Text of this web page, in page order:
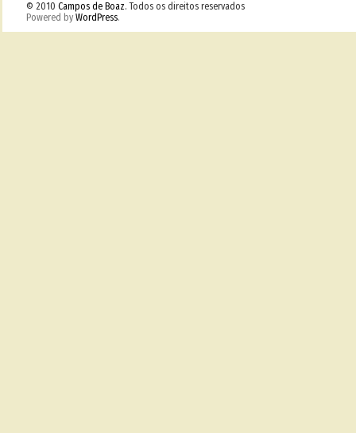
© 2010 Campos de Boaz. Todos os direitos reservados
Powered by WordPress.